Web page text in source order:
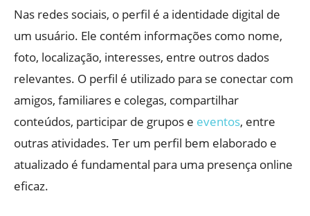
Nas redes sociais, o perfil é a identidade digital de
um usuário. Ele contém informações como nome,
foto, localização, interesses, entre outros dados
relevantes. O perfil é utilizado para se conectar com
amigos, familiares e colegas, compartilhar
conteúdos, participar de grupos e eventos, entre
outras atividades. Ter um perfil bem elaborado e
atualizado é fundamental para uma presença online
eficaz.